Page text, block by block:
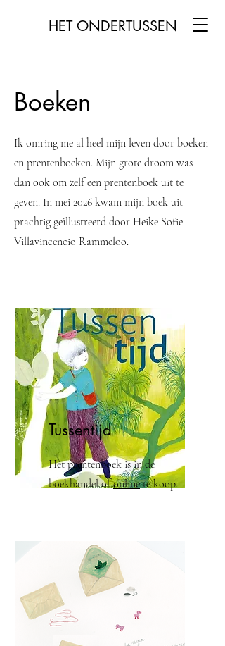
HET ONDERTUSSEN
Boeken
Ik omring me al heel mijn leven door boeken
en prentenboeken. Mijn grote droom was
dan ook om zelf een prentenboek uit te
geven. In mei 2026 kwam mijn boek uit
prachtig geïllustreerd door Heike Sofie
Villavincencio Rammeloo.
Tussentijd
Het prentenboek is in de
boekhandel ofonlinete koop.